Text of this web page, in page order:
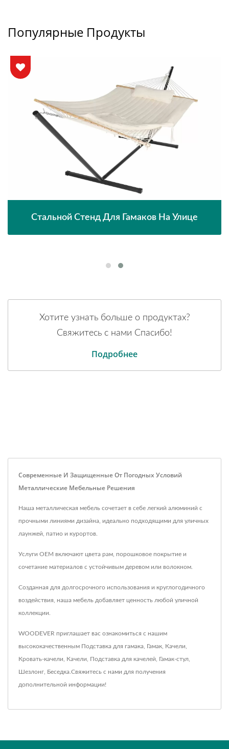
Популярные Продукты
Стальной Стенд Для Гамаков На Улице
Хотите узнать больше о продуктах?
Свяжитесь с нами Спасибо!
Подробнее
Современные И Защищенные От Погодных Условий
Металлические Мебельные Решения
Наша металлическая мебель сочетает в себе легкий алюминий с
прочными линиями дизайна, идеально подходящими для уличных
лаунжей, патио и курортов.
Услуги OEM включают цвета рам, порошковое покрытие и
сочетание материалов с устойчивым деревом или волокном.
Созданная для долгосрочного использования и круглогодичного
воздействия, наша мебель добавляет ценность любой уличной
коллекции.
WOODEVER приглашает вас ознакомиться с нашим
высококачественным Подставка для гамака, Гамак, Качели,
Кровать-качели, Качели, Подставка для качелей, Гамак-стул,
Шезлонг, Беседка.Свяжитесь с нами для получения
дополнительной информации!